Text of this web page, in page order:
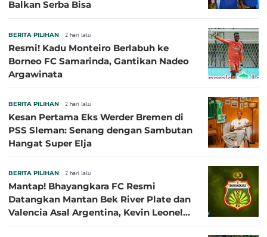
Balkan Serba Bisa
BERITA PILIHAN 2 hari lalu
Resmi! Kadu Monteiro Berlabuh ke
Borneo FC Samarinda, Gantikan Nadeo
Argawinata
BERITA PILIHAN 2 hari lalu
Kesan Pertama Eks Werder Bremen di
PSS Sleman: Senang dengan Sambutan
Hangat Super Elja
BERITA PILIHAN 2 hari lalu
Mantap! Bhayangkara FC Resmi
Datangkan Mantan Bek River Plate dan
Valencia Asal Argentina, Kevin Leonel